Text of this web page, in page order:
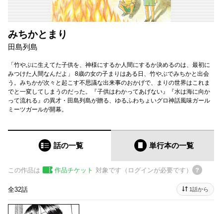
みちかとまり
田島列島
「竹やぶに生えてた子供を、神様にするか人間にするか決めるのは、最初に
みつけた人間なんだよ」 8歳の女の子まりはある日、竹やぶでみちかと出会
う。みちかが次々と起こす不思議な出来事のおかげで、まりの世界はこれま
でと一変してしまうのだった。『子供はわかってあげない』『水は海に向か
って流れる』の異才・田島列島が贈る、ゆるふわちょいグロ神話風味ガール
ミーツガールが開幕。
話の一覧 単行本の一覧
この作品は 作品チケット 対象です（ログインが必要です）
全32話 1話から